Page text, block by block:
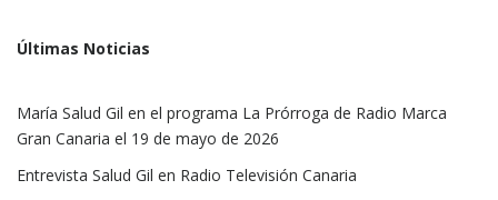
Últimas Noticias
María Salud Gil en el programa La Prórroga de Radio Marca
Gran Canaria el 19 de mayo de 2026
Entrevista Salud Gil en Radio Televisión Canaria